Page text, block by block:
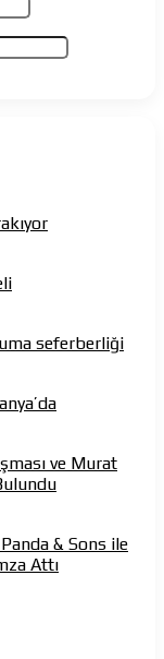
seferberliği
ve Murat
& Sons ile
Attı